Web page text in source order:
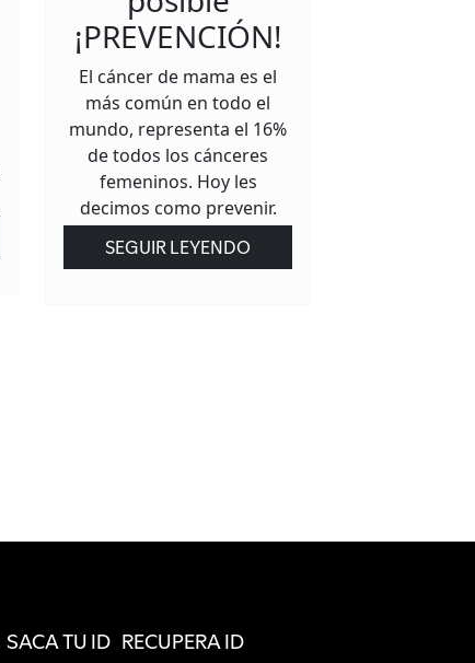
¡PREVENCIÓN!
El cáncer de mama es el
más común en todo el
mundo, representa el 16%
de todos los cánceres
femeninos. Hoy les
decimos como prevenir.
SEGUIR LEYENDO
SACA TU ID RECUPERA ID